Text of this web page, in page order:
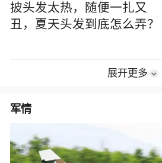
披头发太热，随便一扎又
丑，夏天头发到底怎么弄？
展开更多
军情